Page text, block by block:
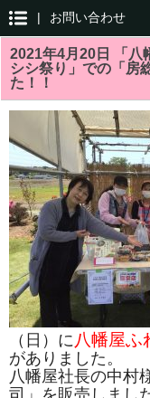
| お問い合わせ
2021年4月20日 「八
シシ祭り」での「房
た！！
（日）に 八幡屋ふ
がありました。
八幡屋社長の中村
司」を販売しまし